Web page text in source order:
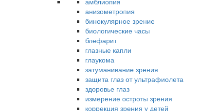
анизометропия
бинокулярное зрение
биологические часы
блефарит
глазные капли
глаукома
затуманивание зрения
защита глаз от ультрафиолета
здоровье глаз
измерение остроты зрения
коррекция зрения у детей